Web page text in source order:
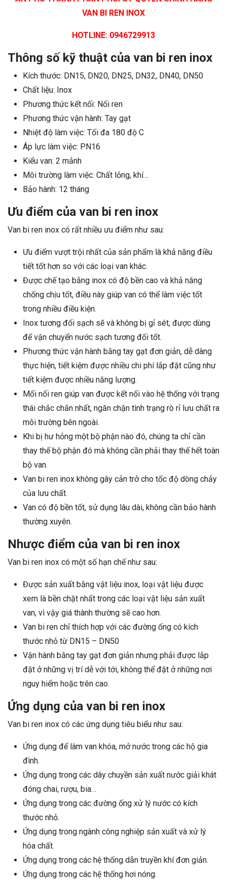
VAN BI REN INOX
HOTLINE: 0946729913
Thông số kỹ thuật của van bi ren inox
Kích thước: DN15, DN20, DN25, DN32, DN40, DN50
Chất liệu: Inox
Phương thức kết nối: Nối ren
Phương thức vận hành: Tay gạt
Nhiệt độ làm việc: Tối đa 180 độ C
Áp lực làm việc: PN16
Kiểu van: 2 mảnh
Môi trường làm việc: Chất lỏng, khí…
Bảo hành: 12 tháng
Ưu điểm của van bi ren inox
Van bi ren inox có rất nhiều ưu điểm như sau:
Ưu điểm vượt trội nhất của sản phẩm là khả năng điều
tiết tốt hơn so với các loại van khác.
Được chế tạo bằng inox có độ bền cao và khả năng
chống chịu tốt, điều này giúp van có thể làm việc tốt
trong nhiều điều kiện.
Inox tương đối sạch sẽ và không bị gỉ sét, được dùng
để vận chuyển nước sạch tương đối tốt.
Phương thức vận hành bằng tay gạt đơn giản, dễ dàng
thực hiện, tiết kiệm được nhiều chi phí lắp đặt cũng như
tiết kiệm được nhiều năng lượng.
Mối nối ren giúp van được kết nối vào hệ thống với trạng
thái chắc chắn nhất, ngăn chặn tình trạng rò rỉ lưu chất ra
môi trường bên ngoài.
Khi bị hư hỏng một bộ phận nào đó, chúng ta chỉ cần
thay thế bộ phận đó mà không cần phải thay thế hết toàn
bộ van.
Van bi ren inox không gây cản trở cho tốc độ dòng chảy
của lưu chất.
Van có độ bền tốt, sử dụng lâu dài, không cần bảo hành
thường xuyên.
Nhược điểm của van bi ren inox
Van bi ren inox có một số hạn chế như sau:
Được sản xuất bằng vật liệu inox, loại vật liệu được
xem là bền chặt nhất trong các loại vật liệu sản xuất
van, vì vậy giá thành thường sẽ cao hơn.
Van bi ren chỉ thích hợp với các đường ống có kích
thước nhỏ từ DN15 – DN50
Vận hành bằng tay gạt đơn giản nhưng phải được lắp
đặt ở những vị trí dễ với tới, không thể đặt ở những nơi
nguy hiểm hoặc trên cao.
Ứng dụng của van bi ren inox
Van bi ren inox có các ứng dụng tiêu biểu như sau:
Ứng dụng để làm van khóa, mở nước trong các hộ gia
đình.
Ứng dụng trong các dây chuyền sản xuất nước giải khát
đóng chai, rượu, bia…
Ứng dụng trong các đường ống xử lý nước có kích
thước nhỏ.
Ứng dụng trong ngành công nghiệp sản xuất và xử lý
hóa chất.
Ứng dụng trong các hệ thống dẫn truyền khí đơn giản.
Ứng dụng trong các hệ thống hơi nóng.